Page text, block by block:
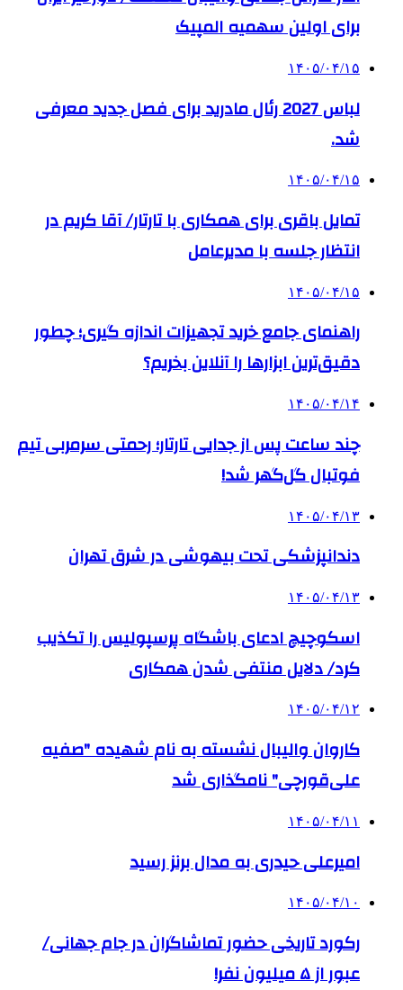
برای اولین سهمیه المپیک
۱۴۰۵/۰۴/۱۵
لباس 2027 رئال مادرید برای فصل جدید معرفی
شد.
۱۴۰۵/۰۴/۱۵
تمایل باقری برای همکاری با تارتار/ آقا کریم در
انتظار جلسه با مدیرعامل
۱۴۰۵/۰۴/۱۵
راهنمای جامع خرید تجهیزات اندازه گیری؛ چطور
دقیق‌ترین ابزارها را آنلاین بخریم؟
۱۴۰۵/۰۴/۱۴
چند ساعت پس از جدایی تارتار؛ رحمتی سرمربی تیم
فوتبال گل‌گهر شد!
۱۴۰۵/۰۴/۱۳
دندانپزشکی تحت بیهوشی در شرق تهران
۱۴۰۵/۰۴/۱۳
اسکوچیچ ادعای باشگاه پرسپولیس را تکذیب
کرد/ دلایل منتفی شدن همکاری
۱۴۰۵/۰۴/۱۲
کاروان والیبال نشسته به نام شهیده "صفیه
علی‌قورچی" نامگذاری شد
۱۴۰۵/۰۴/۱۱
امیرعلی حیدری به مدال برنز رسید
۱۴۰۵/۰۴/۱۰
رکورد تاریخی حضور تماشاگران در جام جهانی/
عبور از ۵ میلیون نفر!